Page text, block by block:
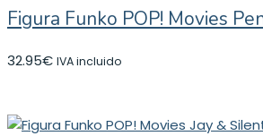
Figura Funko POP! Movies
32.95€ IVA incluido